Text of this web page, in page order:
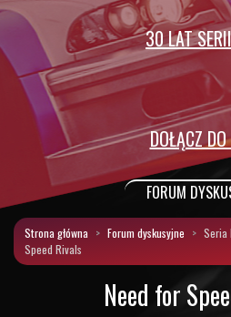
30 LAT
DOŁĄCZ
FORUM
Strona główna Forum dyskusyjne Seria
Speed Rivals
Need for